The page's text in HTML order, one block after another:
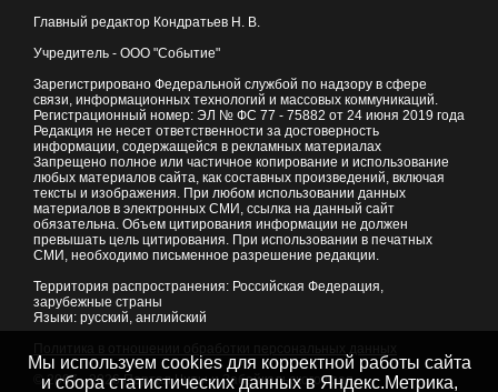
Главный редактор Кондратьев Н. В.
Учредитель - ООО "Событие"
Зарегистрировано Федеральной службой по надзору в сфере
связи, информационных технологий и массовых коммуникаций.
Регистрационный номер: ЭЛ № ФС 77 - 75882 от 24 июня 2019 года
Редакция не несет ответственности за достоверность
информации, содержащейся в рекламных материалах
Запрещено полное или частичное копирование и использование
любых материалов сайта, как составных произведений, включая
тексты и изображения. При любом использовании данных
материалов в электронных СМИ, ссылка на данный сайт
обязательна. Объем цитирования информации не должен
превышать цель цитирования. При использовании в печатных
СМИ, необходимо письменное разрешение редакции.
Территория распространения: Российская Федерация,
зарубежные страны
Языки: русский, английский
© 2007 - 2026Портал Читы и Забайкальского края
Мы используем cookies для корректной работы сайта
и сбора статистических данных в Яндекс.Метрика,